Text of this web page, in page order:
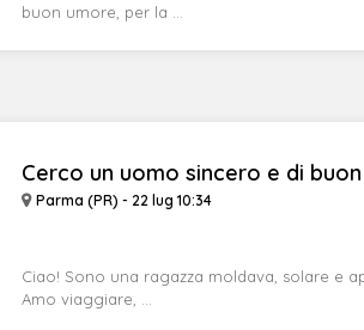
buon umore, per la ...
Cerco un uomo sincero e di
Parma (PR) - 22 lug 10:34
Ciao! Sono una ragazza moldava, solare e
Amo viaggiare, ...